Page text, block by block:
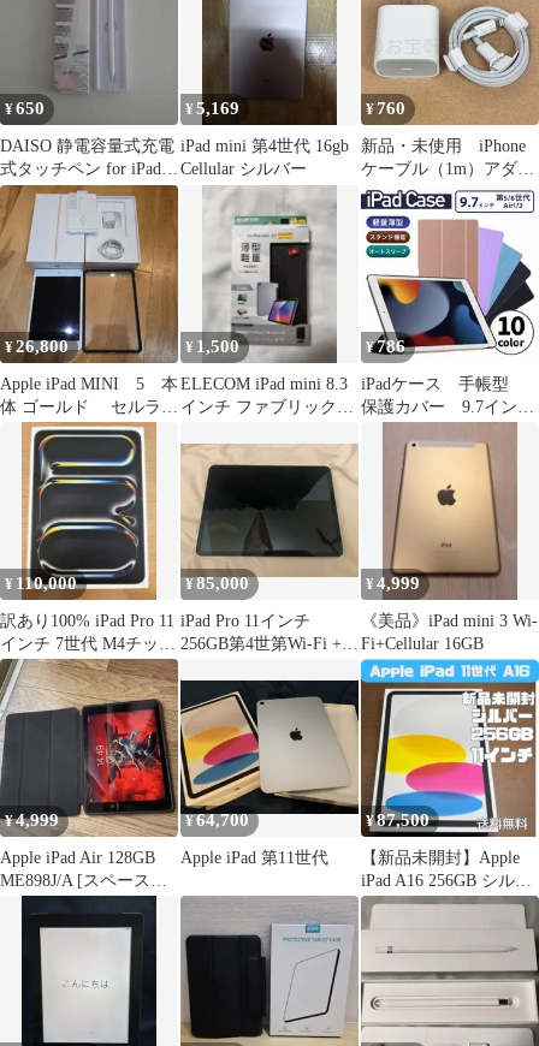
¥650
DAISO 静電容量式充電
式タッチペン for iPad
本体
¥5,169
iPad mini 第4世代 16gb
Cellular シルバー
¥760
新品・未使用 iPhone
ケーブル（1m）アダプ
ター セット
Lightning ライトニン
グ 急速充電器 超高
耐久 電源アダプタ
ー アイフォン充電
器 高速充電器
iPhone/ iPad/ AirPods/
MacBook 対応（純正品
質）
¥26,800
Apple iPad MINI 5 本
体 ゴールド セルラー
モデル
¥ 1,500
ELECOM iPad mini 8.3
インチ ファブリックケ
¥786
iPadケース 手帳型
保護カバー 9.7イン
代 Air1/2 2018 /
2017 軽量 持ち運
び PUレザー
Apple アイパッド シ
ンプル おしゃれ か
わいい 韓国 ブラッ
ク ピンクゴールド
ラベンダー パープ
ル ネイビー 黒 紫
¥ 110,000
訳あり100% iPad Pro 11
インチ 7世代 M4チップ
256GB
¥85,000
iPad Pro 11インチ
256GB第4世第Wi-Fi +
¥4,999
《美品》iPad mini 3 Wi-
Fi+Cellular 16GB
¥4,999
Apple iPad Air 128GB
ME898J/A [スペースグ
¥64,700
Apple iPad 第11世代
¥87,500
【新品未開封】Apple
iPad A16 256GB シルバ
ー Wi-Fi